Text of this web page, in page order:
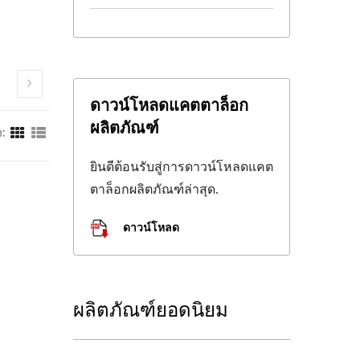
ดาวน์โหลดแคตตาล็อก
ผลิตภัณฑ์
ยินดีต้อนรับสู่การดาวน์โหลดแคต
ตาล็อกผลิตภัณฑ์ล่าสุด.
ดาวน์โหลด
ผลิตภัณฑ์ยอดนิยม